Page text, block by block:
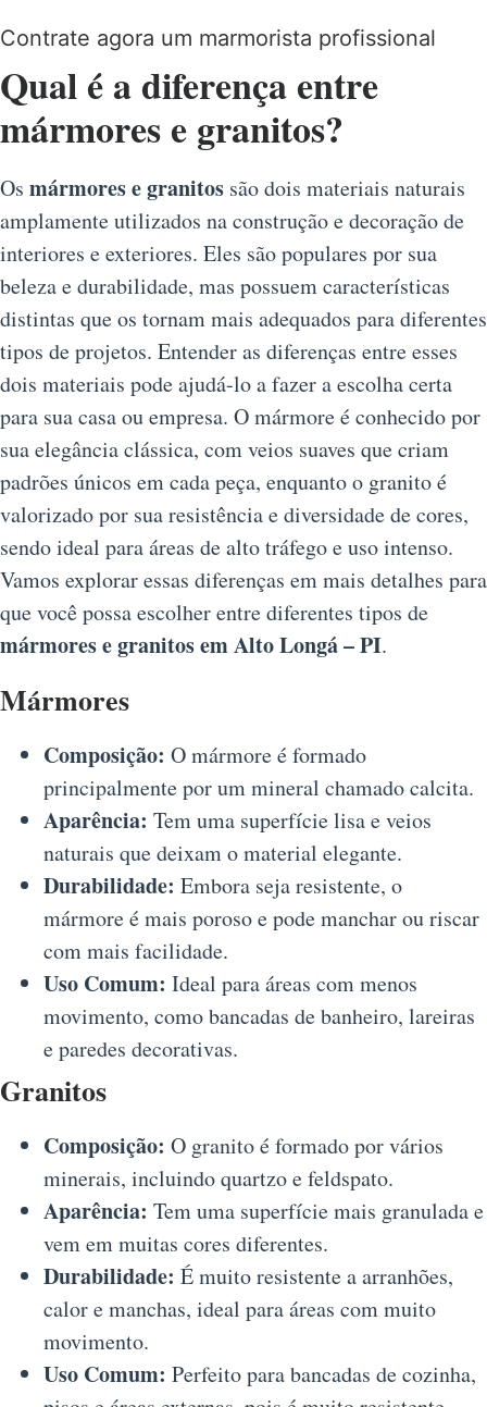
Contrate agora um marmorista profissional
Qual é a diferença entre
mármores e granitos?
Os mármores e granitos são dois materiais naturais
amplamente utilizados na construção e decoração de
interiores e exteriores. Eles são populares por sua
beleza e durabilidade, mas possuem características
distintas que os tornam mais adequados para diferentes
tipos de projetos. Entender as diferenças entre esses
dois materiais pode ajudá-lo a fazer a escolha certa
para sua casa ou empresa. O mármore é conhecido por
sua elegância clássica, com veios suaves que criam
padrões únicos em cada peça, enquanto o granito é
valorizado por sua resistência e diversidade de cores,
sendo ideal para áreas de alto tráfego e uso intenso.
Vamos explorar essas diferenças em mais detalhes para
que você possa escolher entre diferentes tipos de
mármores e granitos em Alto Longá – PI.
Mármores
Composição: O mármore é formado
principalmente por um mineral chamado calcita.
Aparência: Tem uma superfície lisa e veios
naturais que deixam o material elegante.
Durabilidade: Embora seja resistente, o
mármore é mais poroso e pode manchar ou riscar
com mais facilidade.
Uso Comum: Ideal para áreas com menos
movimento, como bancadas de banheiro, lareiras
e paredes decorativas.
Granitos
Composição: O granito é formado por vários
minerais, incluindo quartzo e feldspato.
Aparência: Tem uma superfície mais granulada e
vem em muitas cores diferentes.
Durabilidade: É muito resistente a arranhões,
calor e manchas, ideal para áreas com muito
movimento.
Uso Comum: Perfeito para bancadas de cozinha,